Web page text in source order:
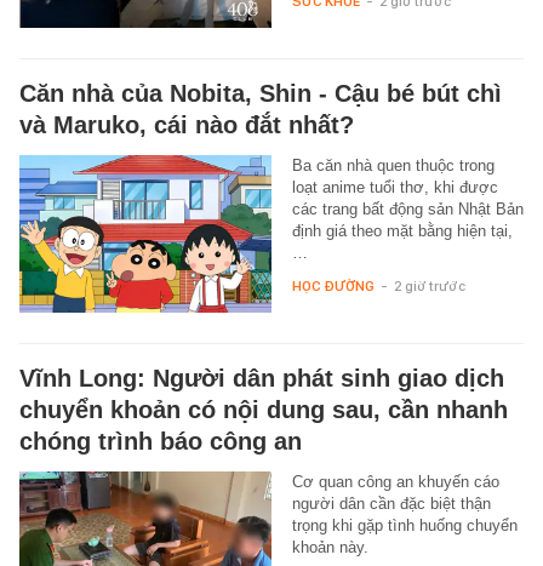
Căn nhà của Nobita, Shin - Cậu bé bút chì
và Maruko, cái nào đắt nhất?
Ba căn nhà quen thuộc trong
loạt anime tuổi thơ, khi được
các trang bất động sản Nhật Bản
định giá theo mặt bằng hiện tại,
HỌC ĐƯỜNG - 2 giờ trước
Vĩnh Long: Người dân phát sinh giao dịch
chuyển khoản có nội dung sau, cần nhanh
chóng trình báo công an
Cơ quan công an khuyến cáo
người dân cần đặc biệt thận
trọng khi gặp tình huống chuyển
khoản này.